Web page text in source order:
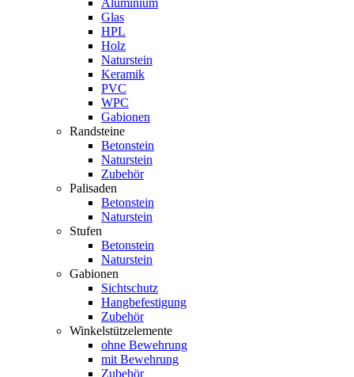
Aluminium
Glas
HPL
Holz
Naturstein
Keramik
PVC
WPC
Gabionen
Randsteine
Betonstein
Naturstein
Zubehör
Palisaden
Betonstein
Naturstein
Stufen
Betonstein
Naturstein
Gabionen
Sichtschutz
Hangbefestigung
Zubehör
Winkelstützelemente
ohne Bewehrung
mit Bewehrung
Zubehör